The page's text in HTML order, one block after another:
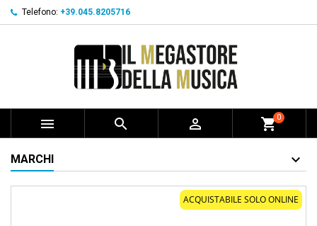
Telefono: +39.045.8205716
   shopping_cart0
MARCHI
ACQUISTABILE SOLO ONLINE